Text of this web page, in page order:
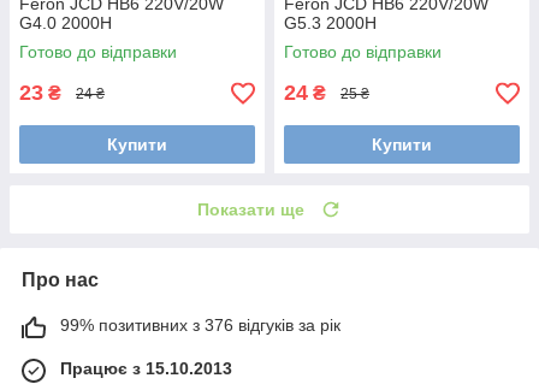
G4.0 2000H
Готово до відправки
23 ₴ 24 ₴
Купити
G5.3 2000H
Готово до відправки
24 ₴ 25 ₴
Купити
Показати ще
Про нас
99% позитивних з 376 відгуків за рік
Працює з 15.10.2013